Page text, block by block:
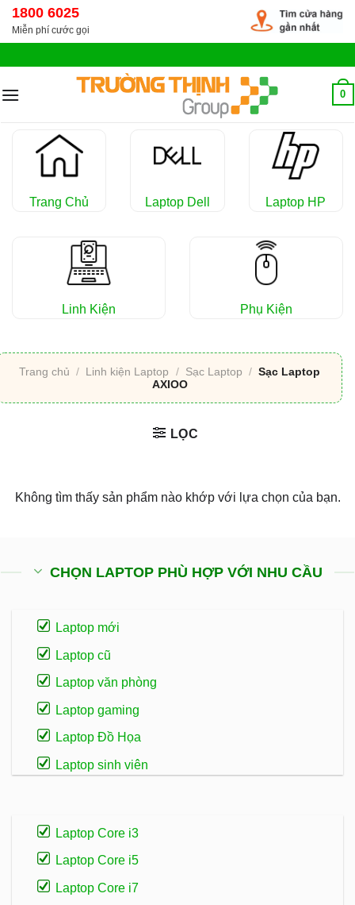
Chuyển
đến
dung
1800 6025
Miễn phí cước gọi
0
Trang Chủ Laptop Dell Laptop HP
Linh Kiện Phụ Kiện
Trang chủ / Linh kiện Laptop / Sạc Laptop / Sạc Laptop
AXIOO
LỌC
Không tìm thấy sản phẩm nào khớp với lựa chọn của bạn.
CHỌN LAPTOP PHÙ HỢP VỚI NHU CẦU
Laptop mới
Laptop cũ
Laptop văn phòng
Laptop gaming
Laptop Đồ Họa
Laptop sinh viên
Laptop Core i3
Laptop Core i5
Laptop Core i7